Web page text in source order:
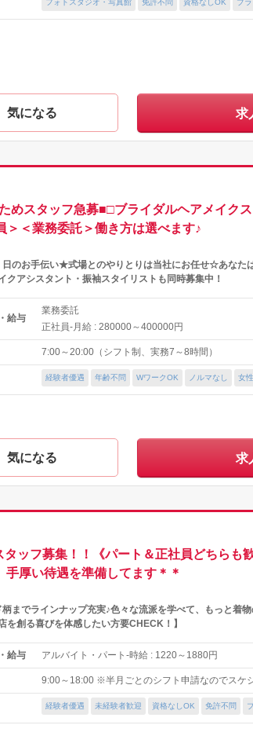
気になる 求
めスタッフ急募■□ブライダルヘアメイク
＜業務委託＞働き方は選べます♪
日のお手伝い★式場とのやりとりは当社にお任せ☆あなた
クアシスタント・振袖スタイリストも同時募集中！
給与
業務委託
正社員-月給 : 280000～400000円
7:00～20:00（シフト制、実務7～8時間）
経験者優遇 年齢不問 WワークOK ノルマなし 女
気になる 求
ッフ募集！！《パート＆正社員どちらも
厚い待遇を準備してます＊＊
柄までラインナップ充実♪色々な流派を学べて、もっと着
を創る喜びを体感したい方要CHECK！】
給与 アルバイト・パート-時給 : 1220～ 1880円
9:00～18:00 ※半月ごとのシフト申請なのでスケ
経験者優遇 未経験者歓迎 資格なしOK 免許不問